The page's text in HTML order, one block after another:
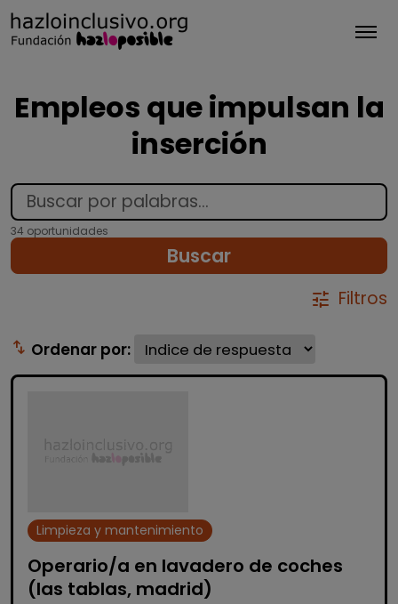
Empleos que impulsan la
inserción
34 oportunidades
Buscar
tune Filtros
swap_vert Ordenar por:
Limpieza y mantenimiento
Operario/a en lavadero de coches
(las tablas, madrid)